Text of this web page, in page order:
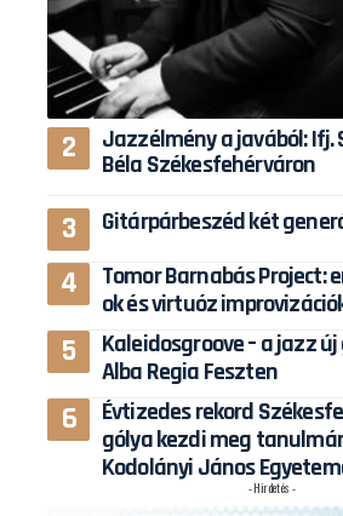
Jazzélmény a javából: Ifj.
Béla Székesfehérváron
Gitárpárbeszéd két
Tomor Barnabás Project:
ok és virtuóz
Kaleidosgroove – a jazz
Alba Regia Feszten
Évtizedes rekord
gólya kezdi meg
Kodolányi János
- Hirdetés -